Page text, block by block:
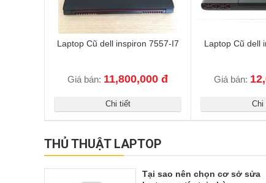
Laptop Cũ dell inspiron 7557-I7
Giá bán: 11,800,000 đ
Chi tiết
Laptop Cũ dell
Giá bán:
Chi
THỦ THUẬT LAPTOP
Tại sao nên chọn cơ sở sửa